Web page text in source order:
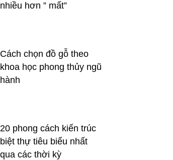
nhiều hơn ” mất”
Cách chọn đồ gỗ theo
khoa học phong thủy ngũ
hành
20 phong cách kiến trúc
biệt thự tiêu biểu nhất
qua các thời kỳ